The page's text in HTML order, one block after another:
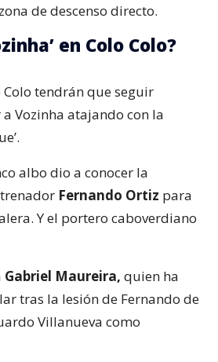
de descenso directo.
en Colo Colo?
Colo tendrán que seguir
Vozinha atajando con la
albo dio a conocer la
Fernando Ortiz para
Y el portero caboverdiano
Gabriel Maureira, quien ha
tras la lesión de Fernando de
Villanueva como